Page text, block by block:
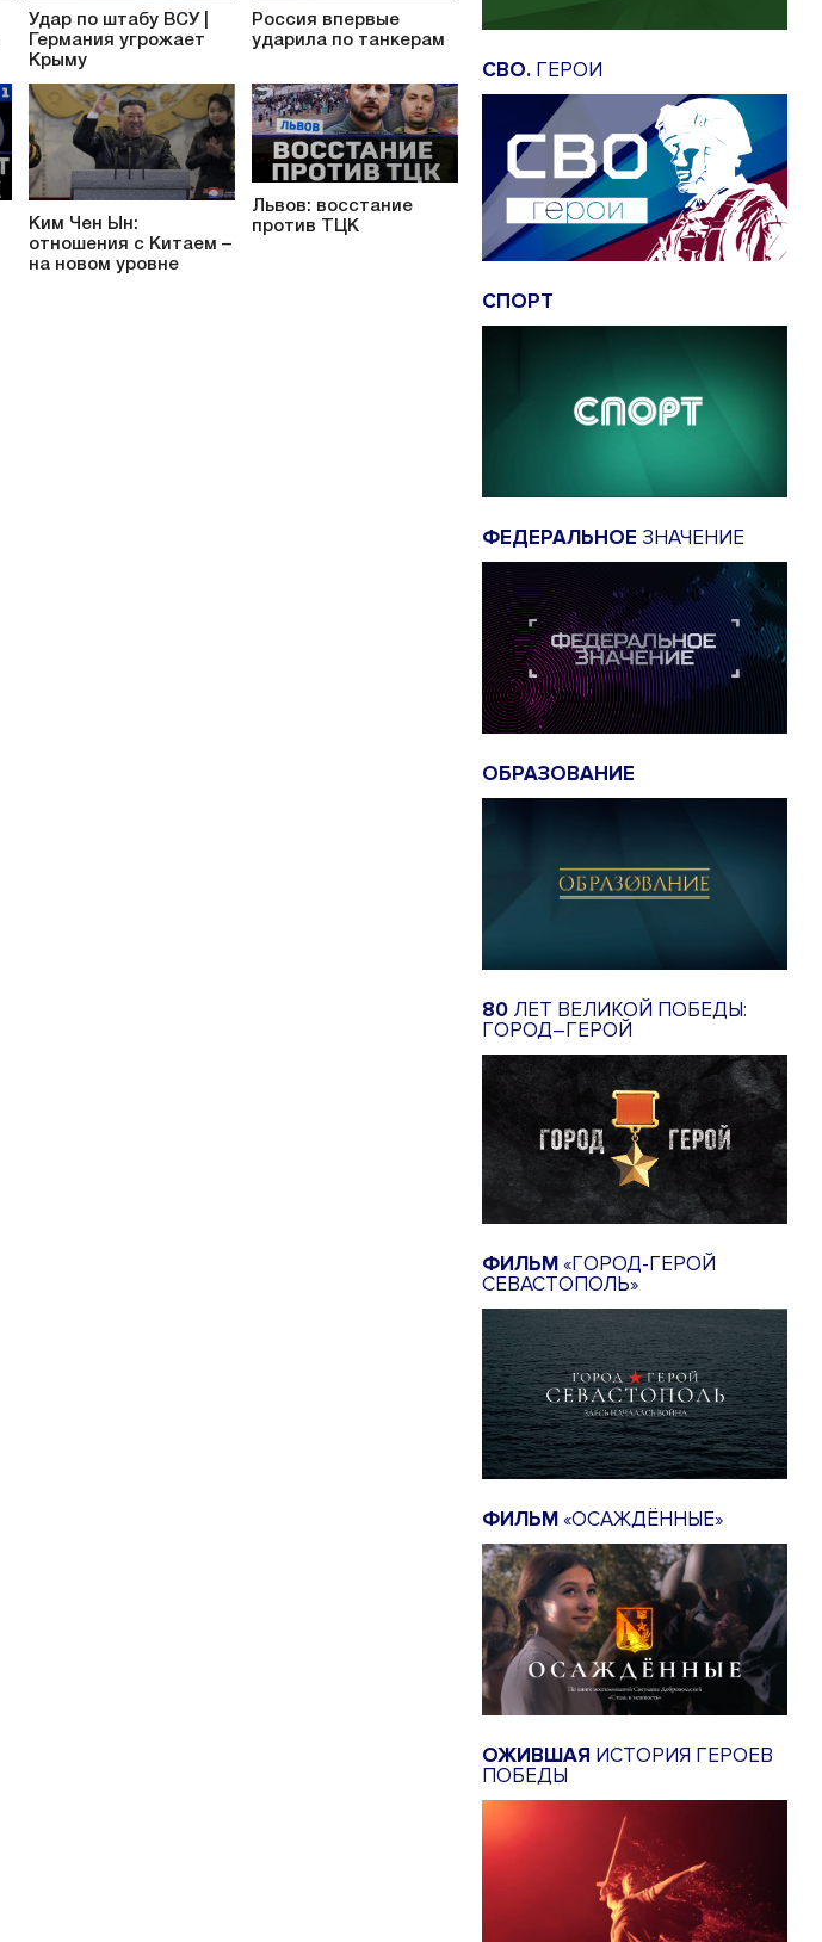
Удар по штабу ВСУ |
Германия угрожает
Крыму
Россия впервые
ударила по танкерам
Ким Чен Ын:
отношения с Китаем –
на новом уровне
Львов: восстание
против ТЦК
СВО. ГЕРОИ
СПОРТ
ФЕДЕРАЛЬНОЕ ЗНАЧЕНИЕ
ОБРАЗОВАНИЕ
80 ЛЕТ ВЕЛИКОЙ ПОБЕДЫ:
ГОРОД–ГЕРОЙ
ФИЛЬМ«ГОРОД-ГЕРОЙ
СЕВАСТОПОЛЬ»
ФИЛЬМ«ОСАЖДЁННЫЕ»
ОЖИВШАЯ ИСТОРИЯ ГЕРОЕВ
ПОБЕДЫ